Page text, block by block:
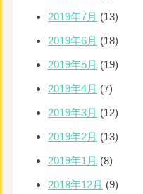
2019年7月 (13)
2019年6月 (18)
2019年5月 (19)
2019年4月 (7)
2019年3月 (12)
2019年2月 (13)
2019年1月 (8)
2018年12月 (9)